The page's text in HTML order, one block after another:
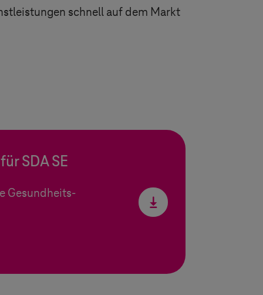
schnell auf dem Markt
SDA SE
Gesundheits-